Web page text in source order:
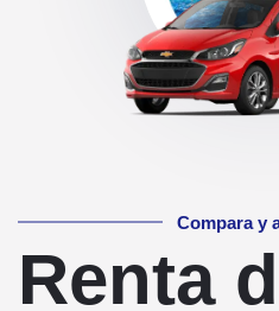
Compara y
Renta